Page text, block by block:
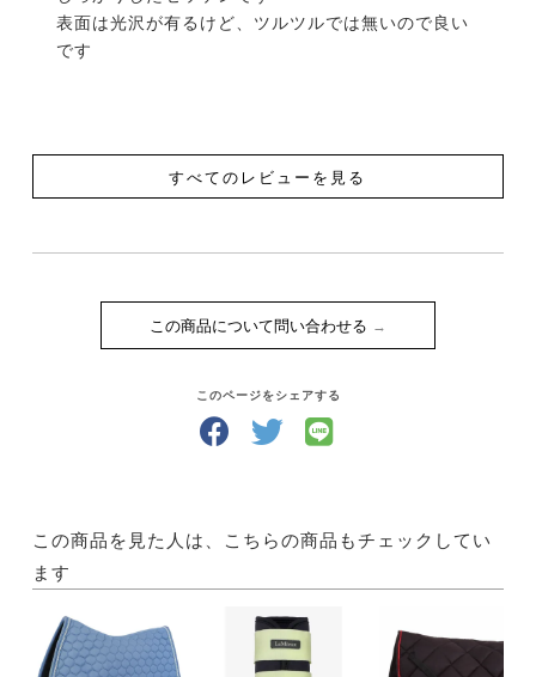
表面は光沢が有るけど、ツルツルでは無いので良い
です
すべてのレビューを見る
この商品について問い合わせる
このページをシェアする
この商品を見た人は、こちらの商品もチェックしてい
ます